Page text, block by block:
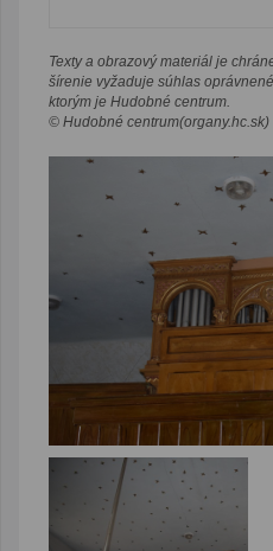
Texty a obrazový materiál je
šírenie vyžaduje súhlas
ktorým je Hudobné centrum.
© Hudobné centrum(organy.hc.sk)